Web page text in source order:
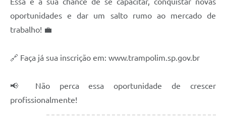
oportunidades e dar um salto rumo ao mercado de
trabalho! 💼
🔗 Faça já sua inscrição em: www.trampolim.sp.gov.br
📢 Não perca essa oportunidade de crescer
profissionalmente!